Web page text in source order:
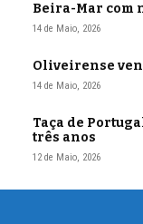
Beira-Mar com
14 de Maio, 2026
Oliveirense
14 de Maio, 2026
Taça de
três anos
12 de Maio, 2026